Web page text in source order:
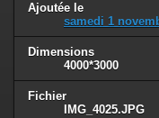
Ajoutée le
samedi 1
Dimensions
4000*3000
Fichier
IMG_4025.JPG